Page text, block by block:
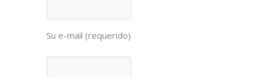
Su e-mail (requerido)